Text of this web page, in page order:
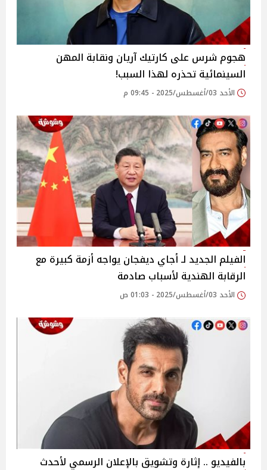
هجوم شرس على كارتيك آريان ونقابة المهن
السينمائية تحذره لهذا السبب!
الأحد 03/أغسطس/2025 - 09:45 م
الفيلم الجديد لـ أجاي ديفجان يواجه أزمة كبيرة مع
الرقابة الهندية لأسباب صادمة
الأحد 03/أغسطس/2025 - 01:03 ص
بالفيديو .. إثارة وتشويق بالإعلان الرسمي لأحدث